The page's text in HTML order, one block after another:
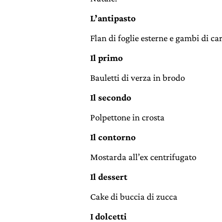
L’antipasto
Flan di foglie esterne e gambi di
Il primo
Bauletti di verza in brodo
Il secondo
Polpettone in crosta
Il contorno
Mostarda all’ex centrifugato
Il dessert
Cake di buccia di zucca
I dolcetti